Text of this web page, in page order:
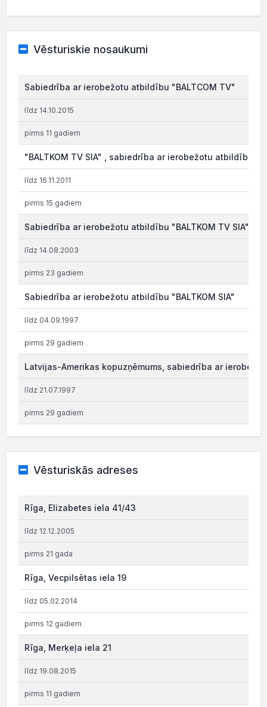
Vēsturiskie nosaukumi
Sabiedrība ar ierobežotu atbildību "BALTCOM TV"
līdz 14.10.2015
pirms 11 gadiem
"BALTKOM TV SIA" , sabiedrība ar ierobežotu atbildību
līdz 16.11.2011
pirms 15 gadiem
Sabiedrība ar ierobežotu atbildību "BALTKOM TV SIA"
līdz 14.08.2003
pirms 23 gadiem
Sabiedrība ar ierobežotu atbildību "BALTKOM SIA"
līdz 04.09.1997
pirms 29 gadiem
Latvijas-Amerikas kopuzņēmums, sabiedrība ar
līdz 21.07.1997
pirms 29 gadiem
Vēsturiskās adreses
Rīga, Elizabetes iela 41/43
līdz 12.12.2005
pirms 21 gada
Rīga, Vecpilsētas iela 19
līdz 05.02.2014
pirms 12 gadiem
Rīga, Merķeļa iela 21
līdz 19.08.2015
pirms 11 gadiem